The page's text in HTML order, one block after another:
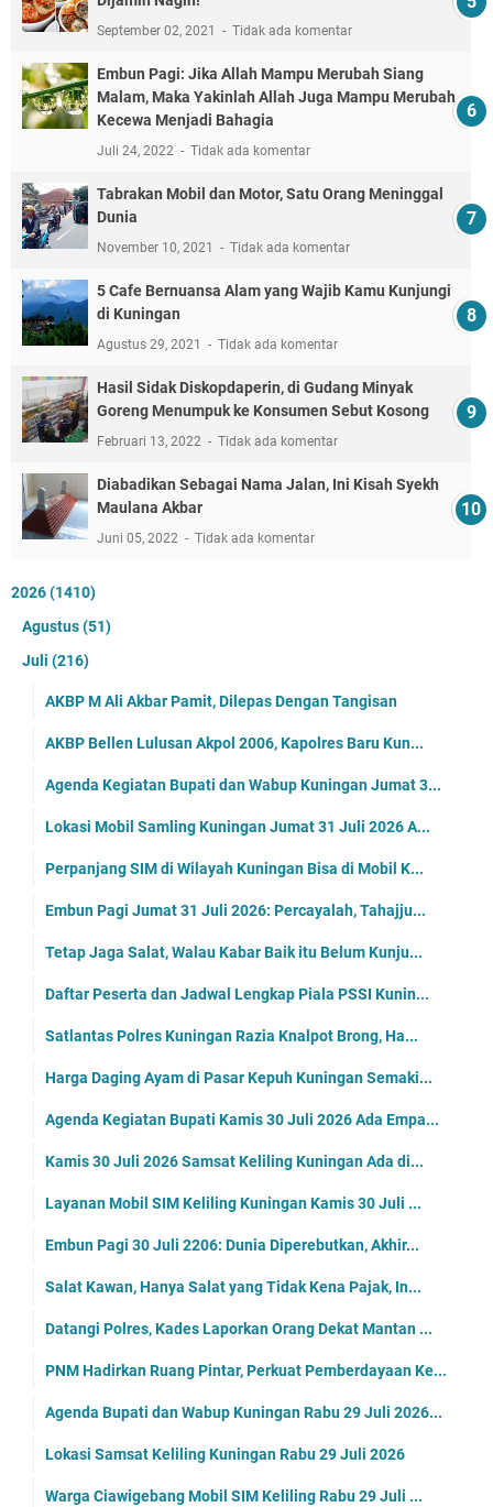
September 02, 2021 Tidak ada komentar
Embun Pagi: Jika Allah Mampu Merubah Siang
Malam, Maka Yakinlah Allah Juga Mampu Merubah
Kecewa Menjadi Bahagia
Juli 24, 2022 Tidak ada komentar
Tabrakan Mobil dan Motor, Satu Orang Meninggal
Dunia
November 10, 2021 Tidak ada komentar
5 Cafe Bernuansa Alam yang Wajib Kamu Kunjungi
di Kuningan
Agustus 29, 2021 Tidak ada komentar
Hasil Sidak Diskopdaperin, di Gudang Minyak
Goreng Menumpuk ke Konsumen Sebut Kosong
Februari 13, 2022 Tidak ada komentar
Diabadikan Sebagai Nama Jalan, Ini Kisah Syekh
Maulana Akbar
Juni 05, 2022 Tidak ada komentar
2026(1410)
Agustus(51)
Juli (216)
AKBP M Ali Akbar Pamit, Dilepas Dengan Tangisan
AKBP Bellen Lulusan Akpol 2006, Kapolres Baru Kun...
Agenda Kegiatan Bupati dan Wabup Kuningan Jumat 3...
Lokasi Mobil Samling Kuningan Jumat 31 Juli 2026 A...
Perpanjang SIM di Wilayah Kuningan Bisa di Mobil K...
Embun Pagi Jumat 31 Juli 2026: Percayalah, Tahajju...
Tetap Jaga Salat, Walau Kabar Baik itu Belum Kunju...
Daftar Peserta dan Jadwal Lengkap Piala PSSI Kunin...
Satlantas Polres Kuningan Razia Knalpot Brong, Ha...
Harga Daging Ayam di Pasar Kepuh Kuningan Semaki...
Agenda Kegiatan Bupati Kamis 30 Juli 2026 Ada Empa...
Kamis 30 Juli 2026 Samsat Keliling Kuningan Ada di...
Layanan Mobil SIM Keliling Kuningan Kamis 30 Juli ...
Embun Pagi 30 Juli 2206: Dunia Diperebutkan, Akhir...
Salat Kawan, Hanya Salat yang Tidak Kena Pajak, In...
Datangi Polres, Kades Laporkan Orang Dekat Mantan ...
PNM Hadirkan Ruang Pintar, Perkuat Pemberdayaan Ke...
Agenda Bupati dan Wabup Kuningan Rabu 29 Juli 2026...
Lokasi Samsat Keliling Kuningan Rabu 29 Juli 2026
Warga Ciawigebang Mobil SIM Keliling Rabu 29 Juli ...